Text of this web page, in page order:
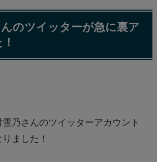
のツイッターが急に裏ア
乃さんのツイッターアカウント
ました！